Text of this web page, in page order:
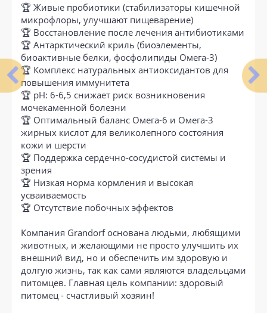
🏆 Живые пробиотики (стабилизаторы кишечной
микрофлоры, улучшают пищеварение)
🏆 Восстановление после лечения антибиотиками
🏆 Антарктический криль (биоэлементы,
биоактивные белки, фосфолипиды Омега-3)
🏆 Комплекс натуральных антиоксидантов для
повышения иммунитета
🏆 pH: 6-6,5 снижает риск возникновения
мочекаменной болезни
🏆 Оптимальный баланс Омега-6 и Омега-3
жирных кислот для великолепного состояния
кожи и шерсти
🏆 Поддержка сердечно-сосудистой системы и
зрения
🏆 Низкая норма кормления и высокая
усваиваемость
🏆 Отсутствие побочных эффектов
Компания Grandorf основана людьми, любящими
животных, и желающими не просто улучшить их
внешний вид, но и обеспечить им здоровую и
долгую жизнь, так как сами являются владельцами
питомцев. Главная цель компании: здоровый
питомец - счастливый хозяин!